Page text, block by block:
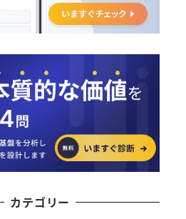
カテゴリー